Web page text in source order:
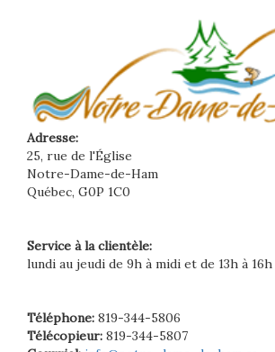
Adresse:
25, rue de l'Église
Notre-Dame-de-Ham
Québec, G0P 1C0
Service à la clientèle:
lundi au jeudi de 9h à midi et de 13h à 16h
Téléphone: 819-344-5806
Télécopieur: 819-344-5807